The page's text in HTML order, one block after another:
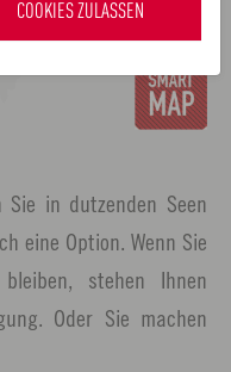
Sie in dutzenden Seen
eine Option. Wenn Sie
stehen Ihnen
Oder Sie machen
COOKIES ZULASSEN